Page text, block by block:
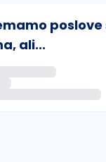
poslove
ali...